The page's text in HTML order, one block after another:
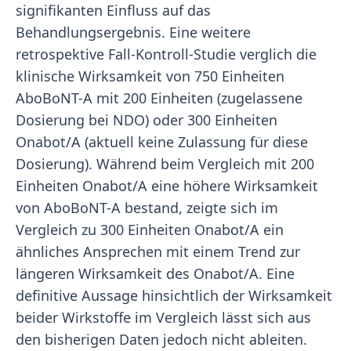
signifikanten Einfluss auf das
Behandlungsergebnis. Eine weitere
retrospektive Fall-Kontroll-Studie verglich die
klinische Wirksamkeit von 750 Einheiten
AboBoNT-A mit 200 Einheiten (zugelassene
Dosierung bei NDO) oder 300 Einheiten
Onabot/A (aktuell keine Zulassung für diese
Dosierung). Während beim Vergleich mit 200
Einheiten Onabot/A eine höhere Wirksamkeit
von AboBoNT-A bestand, zeigte sich im
Vergleich zu 300 Einheiten Onabot/A ein
ähnliches Ansprechen mit einem Trend zur
längeren Wirksamkeit des Onabot/A. Eine
definitive Aussage hinsichtlich der Wirksamkeit
beider Wirkstoffe im Vergleich lässt sich aus
den bisherigen Daten jedoch nicht ableiten.